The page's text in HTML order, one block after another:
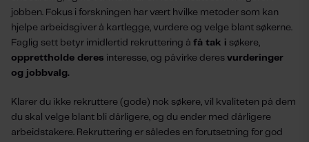
jobben. Fokus i forskningen har vært hvilke metoder som kan
hjelpe arbeidsgiver å kartlegge, vurdere og velge blant søkerne.
Faglig sett betyr imidlertid rekruttering å få tak i søkere,
opprettholde deres interesse, og påvirke deres vurderinger
og jobbvalg.
Klarer du ikke rekruttere (gode) nok søkere, vil kvaliteten på dem
du skal velge blant bli dårligere, og du ender med dårligere
arbeidstakere. Rekruttering er således en forutsetning for god